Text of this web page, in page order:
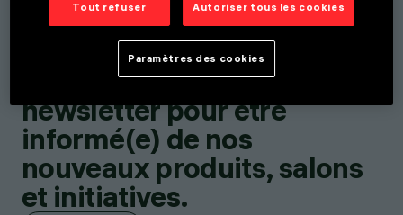
Restez informé(e) de nos
dernières innovations.
Abonnez-vous à notre
newsletter pour être
informé(e) de nos
nouveaux produits, salons
et initiatives.
Tout refuser Autoriser tous les cookies
Paramètres des cookies